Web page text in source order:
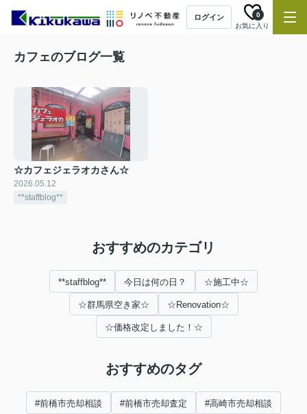
ログイン
お気に入り
0
カフェのブログ一覧
☆カフェジェラオカさん☆
2026.05.12
**staffblog**
おすすめのカテゴリ
**staffblog** 今日は何の日？ ☆施工中☆
☆群馬県空き家☆ ☆Renovation☆
☆価格改定しました！☆
おすすめのタグ
#前橋市売却相談 #前橋市売却査定 #高崎市売却相談